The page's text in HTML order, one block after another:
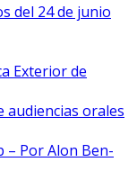
del 24 de junio
Exterior de
audiencias orales
– Por Alon Ben-